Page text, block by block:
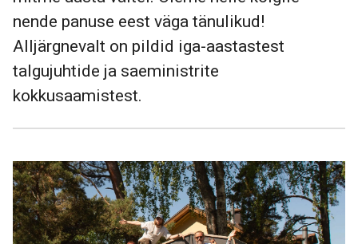
nende panuse eest väga tänulikud!
Alljärgnevalt on pildid iga-aastastest
talgujuhtide ja saeministrite
kokkusaamistest.